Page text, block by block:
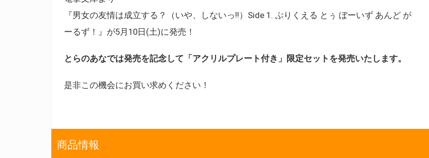
『男女の友情は成立する？（いや、しないっ!!）Side 1. ぷりくえる とぅ ぼーいず あんど が
ーるず！』が5月10日(土)に発売！
とらのあなでは発売を記念して「アクリルプレート付き」限定セットを発売いたします。
是非この機会にお買い求めください！
商品情報